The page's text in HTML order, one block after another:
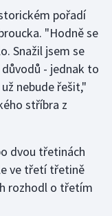
pořadí
"Hodně se
Snažil jsem se
- jednak to
nebude řešit,"
stříbra z
dvou třetinách
ve třetí třetině
rozhodl o třetím